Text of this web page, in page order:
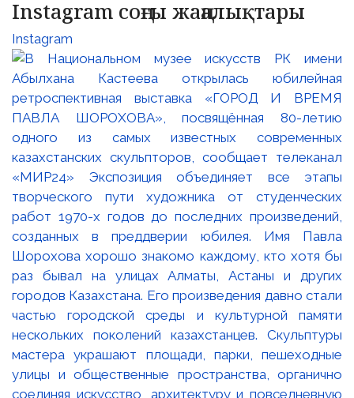
Instagram соңғы жаңалықтары
Instagram